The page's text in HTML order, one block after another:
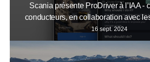
Scania présente ProDriver à l’IAA -
conducteurs, en collaboration avec
16 sept. 2024